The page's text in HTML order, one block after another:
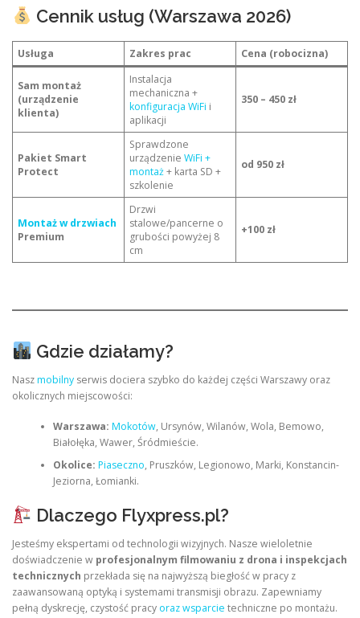
Cennik usług (Warszawa 2026)
Usługa Zakres prac Cena (robocizna)
Sam montaż
(urządzenie
klienta)
Instalacja
mechaniczna +
konfiguracja WiFi i
aplikacji
350 – 450 zł
Pakiet Smart
Protect
Sprawdzone
urządzenieWiFi +
montaż+ karta SD +
szkolenie
od 950 zł
Montaż w drzwiach
Premium
Drzwi
stalowe/pancerne o
grubości powyżej 8
cm
+100 zł
Gdzie działamy?
Naszmobilny serwis dociera szybko do każdej części Warszawy oraz
okolicznych miejscowości:
Warszawa: Mokotów, Ursynów, Wilanów, Wola, Bemowo,
Białołęka, Wawer, Śródmieście.
Okolice: Piaseczno, Pruszków, Legionowo, Marki, Konstancin-
Jeziorna, Łomianki.
Dlaczego Flyxpress.pl?
Jesteśmy ekspertami od technologii wizyjnych. Nasze wieloletnie
doświadczenie w profesjonalnym filmowaniu z drona i inspekcjach
technicznych przekłada się na najwyższą biegłość w pracy z
zaawansowaną optyką i systemami transmisji obrazu. Zapewniamy
pełną dyskrecję, czystość pracy oraz wsparcie techniczne po montażu.